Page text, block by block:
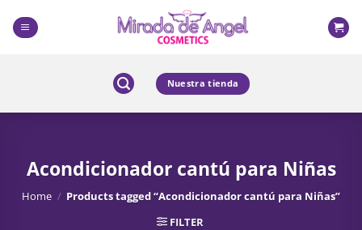
content
Nuestra tienda
Acondicionador cantú para Niñas
Home / Products tagged “Acondicionador cantú para Niñas”
FILTER